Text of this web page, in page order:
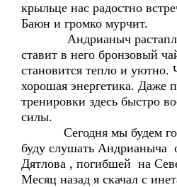
крыльце нас радостно
Баюн и громко мурчит.
Андрианыч
ставит в него бронзовый
становится тепло и уютно.
хорошая энергетика. Даже
тренировки здесь быстро
силы.
Сегодня мы будем
буду слушать Андрианыча
Дятлова , погибшей на
Месяц назад я скачал с